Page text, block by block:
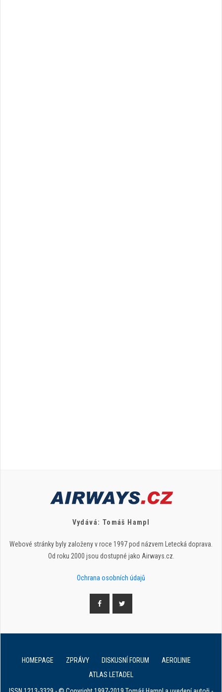
Vydává: Tomáš Hampl
Webové stránky byly založeny v roce 1997 pod názvem Letecká doprava.
Od roku 2000 jsou dostupné jako Airways.cz.
Ochrana osobních údajů
HOMEPAGE ZPRÁVY DISKUSNÍ FORUM
AEROLINIE
ATLAS LETADEL